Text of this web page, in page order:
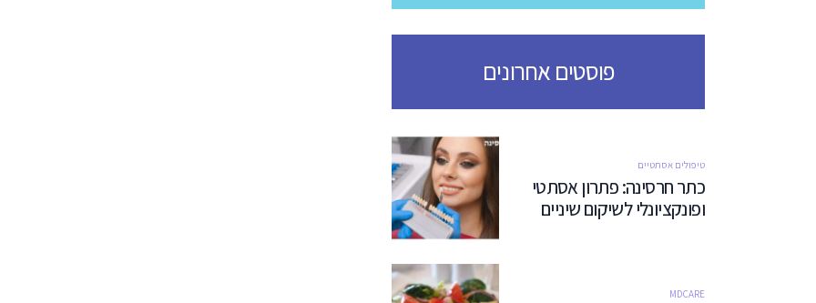
פוסטים אחרונים
טיפולים אסתטיים
כתר חרסינה: פתרון אסתטי
ופונקציונלי לשיקום שיניים
MDCARE